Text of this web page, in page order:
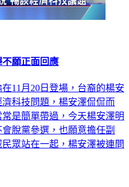
願正面回應
11月20日登場，台裔的楊安
科技問題，楊安澤侃侃而
是簡單帶過，今天楊安澤明
脫黨參選，也願意擔任副
眾站在一起，楊安澤被連問